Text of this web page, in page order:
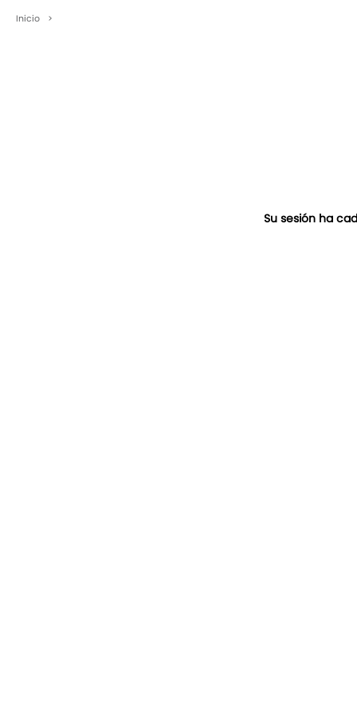
Inicio >
Su sesión ha